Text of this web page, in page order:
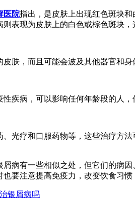
医院指出，是皮肤上出现红色斑块
表现为皮肤上的白色或棕色斑块
肤，而且可能会波及其他器官和
疾病，可以影响任何年龄段的人
光疗和口服药物等，这些治疗方
屑病有一些相似之处，但它们的病
要注意提高免疫力，改变饮食习惯
银屑病吗